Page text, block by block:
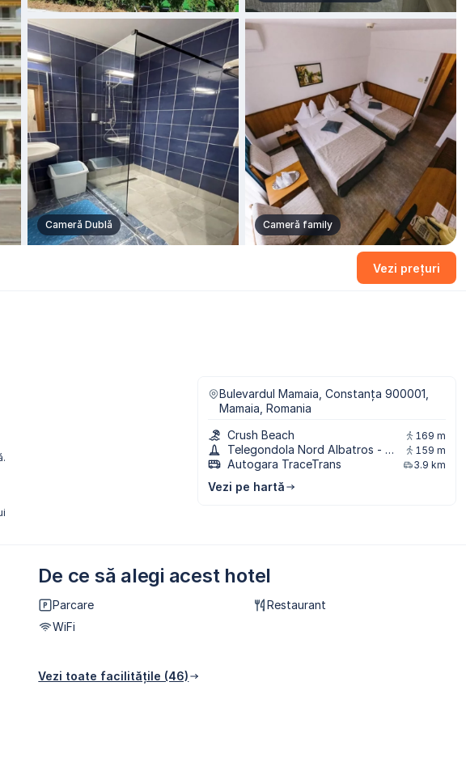
Cameră Dublă Cameră family
Vezi prețuri
Bulevardul Mamaia, Constanța 900001,
Mamaia, Romania
Crush Beach
169 m
Telegondola Nord Albatros - Cazino 159 m
Autogara TraceTrans 3.9 km
Vezi pe hartă
De ce să alegi acest hotel
Parcare
Restaurant
WiFi
Vezi toate facilitățile (46)